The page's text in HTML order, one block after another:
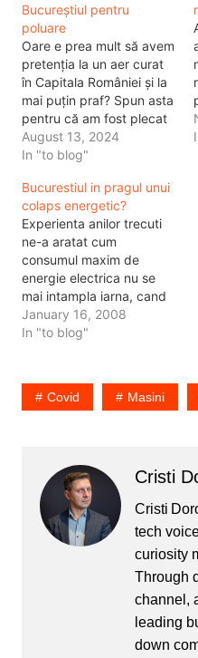
Bucureștiul pentru
poluare
Oare e prea mult să avem
pretenția la un aer curat
în Capitala României și la
mai puțin praf? Spun asta
pentru că am fost plecat
la Untold cinci zile, iar la
întoarcere am găsit un
baie, acolo unde teoretic
nu ar trebui să existe…
August 13, 2024
In "to blog"
Bucurestiul in pragul unui
colaps energetic?
Experienta anilor trecuti
ne-a aratat cum
consumul maxim de
energie electrica nu se
mai intampla iarna, cand
nu e lumina afara si sunt
aprinse mai multe becuri,
de climatizare si ventilatie
consuma mult mai mult
January 16, 2008
In "to blog"
Covid Masini
Cristi
Cristi
tech
curiosity
Through
channel,
leading
down